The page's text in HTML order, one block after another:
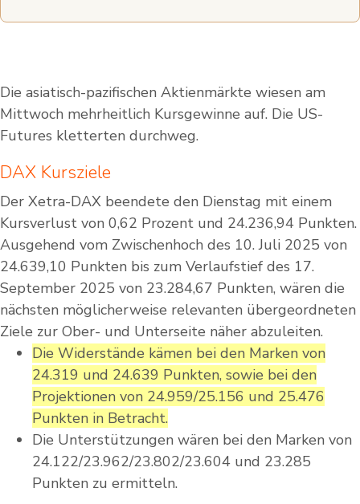
Die asiatisch-pazifischen Aktienmärkte wiesen am
Mittwoch mehrheitlich Kursgewinne auf. Die US-
Futures kletterten durchweg.
DAX Kursziele
Der Xetra-DAX beendete den Dienstag mit einem
Kursverlust von 0,62 Prozent und 24.236,94 Punkten.
Ausgehend vom Zwischenhoch des 10. Juli 2025 von
24.639,10 Punkten bis zum Verlaufstief des 17.
September 2025 von 23.284,67 Punkten, wären die
nächsten möglicherweise relevanten übergeordneten
Ziele zur Ober- und Unterseite näher abzuleiten.
Die Widerstände kämen bei den Marken von
24.319 und 24.639 Punkten, sowie bei den
Projektionen von 24.959/25.156 und 25.476
Punkten in Betracht.
Die Unterstützungen wären bei den Marken von
24.122/23.962/23.802/23.604 und 23.285
Punkten zu ermitteln.